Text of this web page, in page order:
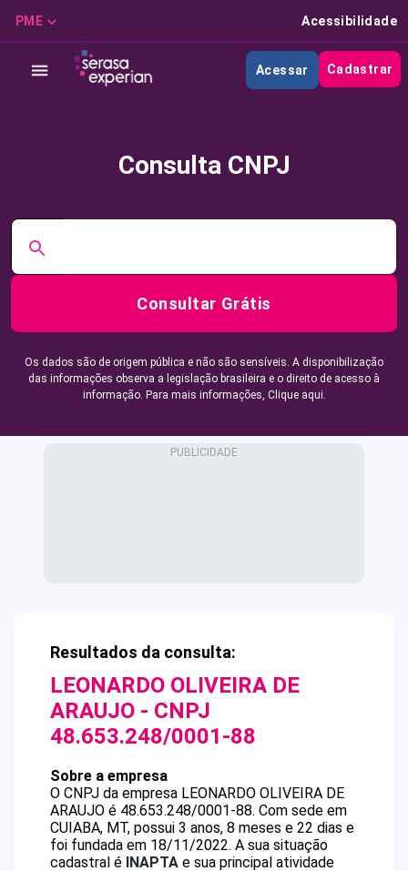
PME Acessibilidade
Acessar Cadastrar
Consulta CNPJ
Consultar Grátis
Os dados são de origem pública e não são sensíveis. A disponibilização
das informações observa a legislação brasileira e o direito de acesso à
informação. Para mais informações, Clique aqui.
Resultados da consulta:
LEONARDO OLIVEIRA DE
ARAUJO - CNPJ
48.653.248/0001-88
Sobre a empresa
O CNPJ da empresa LEONARDO OLIVEIRA DE
ARAUJO é 48.653.248/0001-88. Com sede em
CUIABA, MT, possui 3 anos, 8 meses e 22 dias e
foi fundada em 18/11/2022. A sua situação
cadastral é INAPTA e sua principal atividade